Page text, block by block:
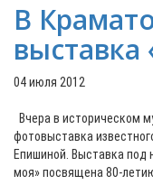
В
04 июля 2012
Вчера в историческом
фотовыставка
Епишиной. Выставка под
моя» посвящена 80-